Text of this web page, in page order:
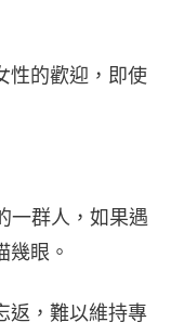
性的歡迎，即使
一群人，如果遇
幾眼。
返，難以維持專